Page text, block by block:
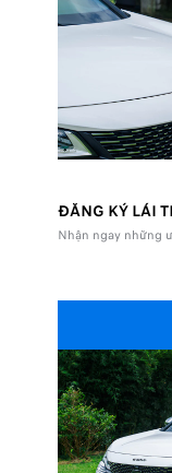
ĐĂNG KÝ LÁI
Nhận ngay những